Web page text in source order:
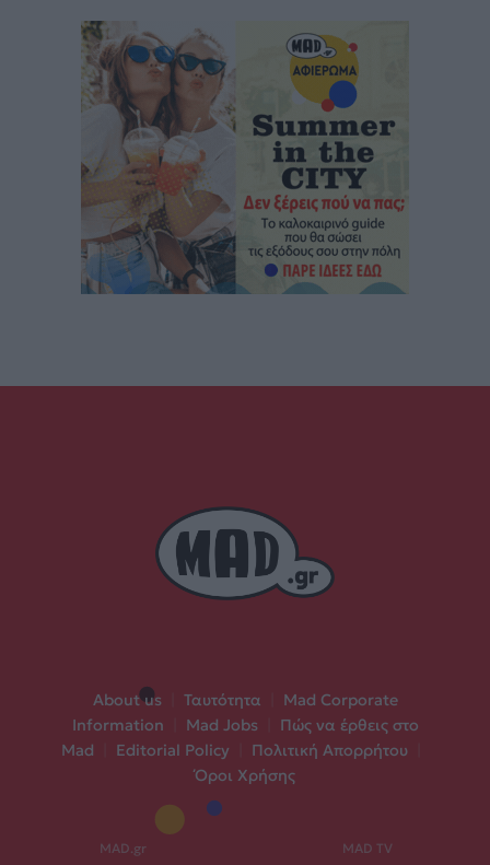
About us Ταυτότητα
Mad Corporate
Information
Mad Jobs
Πώς να έρθεις στο
Mad
Editorial Policy Πολιτική Απορρήτου
Όροι Χρήσης
MAD.gr MAD TV